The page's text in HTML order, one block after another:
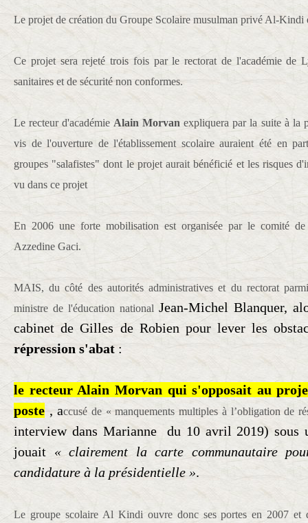
Le projet de création du Groupe Scolaire musulman privé Al-Kindi
Ce projet sera rejeté trois fois par le rectorat de l'académie de
sanitaires et de sécurité non conformes.
Le recteur d'académie Alain Morvan expliquera par la suite à la
vis de l'ouverture de l'établissement scolaire auraient été en
groupes "salafistes" dont le projet aurait bénéficié et les risques
vu dans ce projet
En 2006 une forte mobilisation est organisée par le comité
Azzedine Gaci.
MAIS, du côté des autorités administratives et du rectorat
ministre de l'éducation national Jean-Michel Blanquer,
cabinet de Gilles de Robien pour lever les
répression s'abat :
le recteur Alain Morvan qui s'opposait au
poste , accusé de « manquements multiples à l’obligation de
interview dans Marianne du 10 avril 2019) sous
jouait « clairement la carte communautaire
candidature à la présidentielle ».
Le groupe scolaire Al Kindi ouvre donc ses portes en 2007 et